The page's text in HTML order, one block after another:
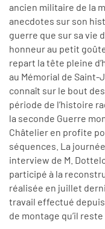
ancien militaire de la
anecdotes sur son
guerre que sur sa vie
honneur au petit
repart la tête pleine
au Mémorial de Saint-
connaît sur le bout
période de l’histoire
la seconde Guerre
Châtelier en profite
séquences. La
interview de M.
participé à la
réalisée en juillet
travail effectué
de montage qu’il reste